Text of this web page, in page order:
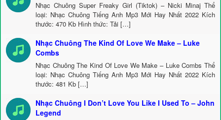
Nhạc Chuông Super Freaky Girl (Tiktok) – Nicki Minaj Thể
loại: Nhạc Chuông Tiếng Anh Mp3 Mới Hay Nhất 2022 Kích
thước: 470 Kb Hình thức: Tải […]
Nhạc Chuông The Kind Of Love We Make – Luke
Combs
Nhạc Chuông The Kind Of Love We Make – Luke Combs Thể
loại: Nhạc Chuông Tiếng Anh Mp3 Mới Hay Nhất 2022 Kích
thước: 481 Kb […]
Nhạc Chuông I Don’t Love You Like I Used To – John
Legend